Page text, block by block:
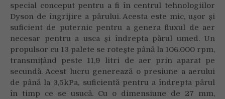
special conceput pentru a fi în centrul tehnologiilor
Dyson de îngrijire a părului. Acesta este mic, ușor și
suficient de puternic pentru a genera fluxul de aer
necesar pentru a usca și îndrepta părul umed. Un
propulsor cu 13 palete se rotește până la 106.000 rpm,
transmițând peste 11,9 litri de aer prin aparat pe
secundă. Acest lucru generează o presiune a aerului
de până la 3,5kPa, suficientă pentru a îndrepta părul
în timp ce se usucă. Cu o dimensiune de 27 mm,